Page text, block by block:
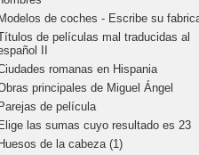
de coches - Escribe su
de películas mal traducidas al
II
romanas en Hispania
principales de Miguel Ángel
de película
las sumas cuyo resultado es 23
de la cabeza (1)